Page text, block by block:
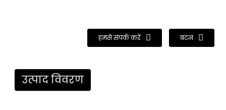
हमसे संपर्क करें बटन
उत्पाद विवरण